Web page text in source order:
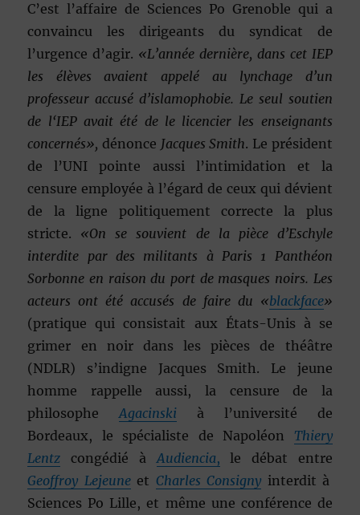
C’est l’affaire de Sciences Po Grenoble qui a
convaincu les dirigeants du syndicat de
l’urgence d’agir. «L’année dernière, dans cet IEP
les élèves avaient appelé au lynchage d’un
professeur accusé d’islamophobie. Le seul soutien
de l‘IEP avait été de le licencier les enseignants
concernés», dénonce Jacques Smith. Le président
de l’UNI pointe aussi l’intimidation et la
censure employée à l’égard de ceux qui dévient
de la ligne politiquement correcte la plus
stricte. «On se souvient de la pièce d’Eschyle
interdite par des militants à Paris 1 Panthéon
Sorbonne en raison du port de masques noirs. Les
acteurs ont été accusés de faire du «blackface»
(pratique qui consistait aux États-Unis à se
grimer en noir dans les pièces de théâtre
(NDLR) s’indigne Jacques Smith. Le jeune
homme rappelle aussi, la censure de la
philosopheAgacinski à l’université de
Bordeaux, le spécialiste de Napoléon Thiery
Lentz congédié àAudiencia, le débat entre
Geoffroy Lejeuneet Charles Consigny interdit à
Sciences Po Lille, et même une conférence de